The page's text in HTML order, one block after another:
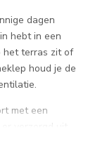
dagen
hebt in een
het terras zit of
houd je de
met een
verzorgd uit